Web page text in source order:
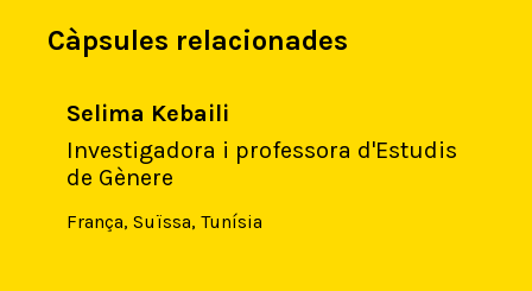
Càpsules relacionades
Selima Kebaili
Investigadora i professora d'Estudis
de Gènere
França, Suïssa, Tunísia